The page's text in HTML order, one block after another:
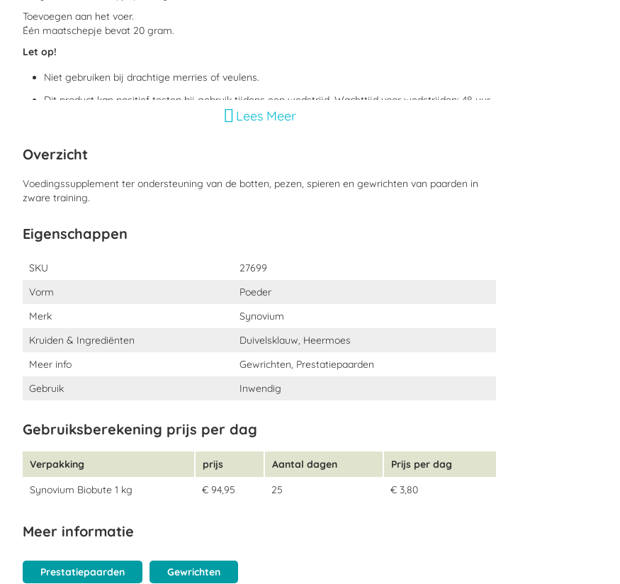
Toevoegen aan het voer.
Één maatschepje bevat 20 gram.
Let op!
Niet gebruiken bij drachtige merries of veulens.
Dit product kan positief testen bij gebruik tijdens een wedstrijd. Wachttijd voor wedstrijden: 48 uur.
Duivelsklauwwortel, frambozenblad, wortel gedroogd, pepermuntkruid, wilgenschors, kurkuma,
Lees Meer
Overzicht
Voedingssupplement ter ondersteuning van de botten, pezen, spieren en gewrichten van paarden in
zware training.
Eigenschappen
Eigenschappen
SKU
27699
Vorm
Poeder
Merk
Synovium
Kruiden & Ingrediënten
Duivelsklauw, Heermoes
Meer info
Gewrichten, Prestatiepaarden
Gebruik
Inwendig
Gebruiksberekening prijs per dag
Verpakking prijs Aantal dagen
Prijs per dag
Synovium Biobute 1 kg
€ 94,95 25 € 3,80
Meer informatie
Prestatiepaarden Gewrichten